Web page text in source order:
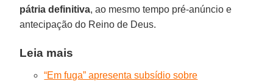
pátria definitiva, ao mesmo tempo pré-anúncio e
antecipação do Reino de Deus.
Leia mais
“Em fuga” apresenta subsídio sobre